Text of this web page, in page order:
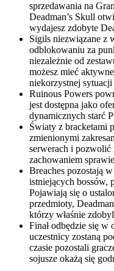
sprzedawania na
Deadman’s Skull
wydajesz zdobyte
Sigils niezwiązane z
odblokowaniu za
niezależnie od
możesz mieć
niekorzystnej
Ruinous Powers
jest dostępna jako
dynamicznych starć
Światy z bracketami
zmienionymi
serwerach i
zachowaniem
Breaches pozostają
istniejących bossów,
Pojawiają się o
przedmioty,
którzy właśnie
Finał odbędzie się
uczestnicy zostaną
czasie pozostali
sojusze okażą się